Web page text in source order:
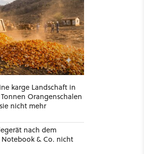
karge Landschaft in
Orangenschalen
nicht mehr
nach dem
& Co. nicht